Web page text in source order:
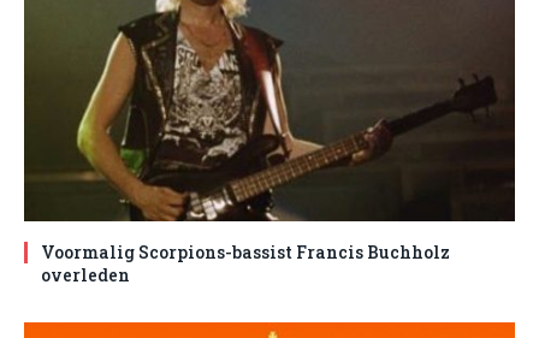
Voormalig Scorpions-bassist Francis Buchholz
overleden